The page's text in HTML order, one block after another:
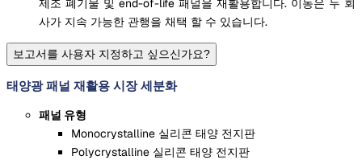
제조 폐기물 및 end-of-life 패널을 재활용합니다. 이동은 두 회
사가 지속 가능한 관행을 채택 할 수 있습니다.
보고서를 사용자 지정하고 싶으신가요?
태양광 패널 재활용 시장 세분화
패널 유형
Monocrystalline 실리콘 태양 전지판
Polycrystalline 실리콘 태양 전지판